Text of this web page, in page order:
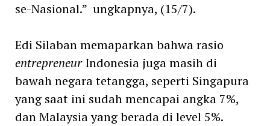
se-Nasional.” ungkapnya, (15/7).
Edi Silaban memaparkan bahwa rasio
entrepreneurIndonesia juga masih di
bawah negara tetangga, seperti Singapura
yang saat ini sudah mencapai angka 7%,
dan Malaysia yang berada di level 5%.